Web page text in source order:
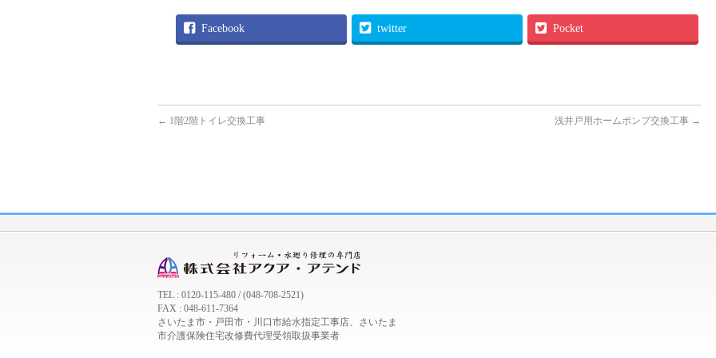
Facebook twitter Pocket
← 1階2階トイレ交換工事 浅井戸用ホームポンプ交換工事 →
TEL : 0120-115-480 / (048-708-2521)
FAX : 048-611-7364
さいたま市・戸田市・川口市給水指定工事店、さいたま
市介護保険住宅改修費代理受領取扱事業者